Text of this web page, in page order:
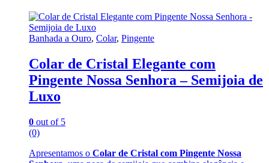
Banhada a Ouro, Colar, Pingente
Colar de Cristal Elegante com
Pingente Nossa Senhora – Semijoia de
Luxo
0 out of 5
(0)
Apresentamos o Colar de Cristal com Pingente Nossa